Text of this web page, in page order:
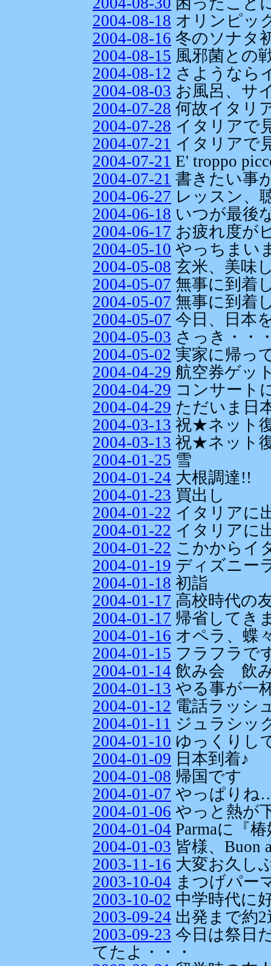
2004-08-18 オリンピッ
2004-08-16 冬のソナタ
2004-08-15 風邪菌との
2004-08-12 さようなら
2004-08-03 お風呂、サ
2004-07-28 何故イタリ
2004-07-28 イタリアで
2004-07-21 イタリアで
2004-07-21 E' troppo
2004-07-21 書きたい事
2004-06-27 レッスン、
2004-06-18 いつが最後
2004-06-17 お疲れ度が
2004-05-10 やっちまい
2004-05-08 玄米、美味
2004-05-07 無事に到着
2004-05-07 無事に到着
2004-05-07 今日、日本
2004-05-03 さっき・・
2004-05-02 実家に帰っ
2004-04-29 航空券ゲッ
2004-04-29 コンサート
2004-04-29 ただいま日
2004-03-13 祝★ネット
2004-03-13 祝★ネット
2004-01-25 雪
2004-01-24 大根調達!!
2004-01-23 買出し
2004-01-22 イタリアに
2004-01-22 イタリアに
2004-01-22 こかからイ
2004-01-19 ディズニー
2004-01-18 初詣
2004-01-17 高校時代の
2004-01-17 帰省してき
2004-01-16 オペラ、蝶
2004-01-15 フラフラで
2004-01-14 飲み会 飲
2004-01-13 やる事が一
2004-01-12 電話ラッシ
2004-01-11 ジュラシッ
2004-01-10 ゆっくりし
2004-01-09 日本到着♪
2004-01-08 帰国です
2004-01-07 やっぱりね
2004-01-06 やっと熱が
2004-01-04 Parmaに『
2004-01-03 皆様、Buon
2003-11-16 大変お久し
2003-10-04 まつげパー
2003-10-02 中学時代に
2003-09-24 出発まで約2
2003-09-23 今日は祭日
てたよ・・・